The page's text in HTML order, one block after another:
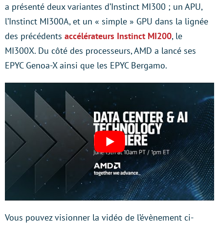
a présenté deux variantes d’Instinct MI300 ; un APU,
l’Instinct MI300A, et un « simple » GPU dans la lignée
des précédents accélérateurs Instinct MI200, le
MI300X. Du côté des processeurs, AMD a lancé ses
EPYC Genoa-X ainsi que les EPYC Bergamo.
Vous pouvez visionner la vidéo de l’évènement ci-